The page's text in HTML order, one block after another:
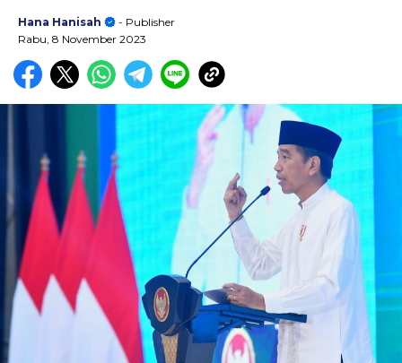
Hana Hanisah
- Publisher
Rabu, 8 November 2023